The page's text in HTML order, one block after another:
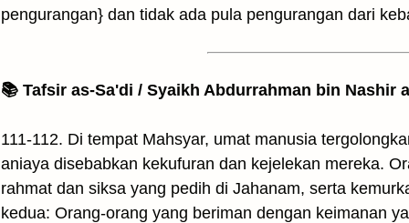
pengurangan} dan tidak ada pula pengurangan dari
📚 Tafsir as-Sa'di / Syaikh Abdurrahman bin Nashir
111-112. Di tempat Mahsyar, umat manusia
aniaya disebabkan kekufuran dan kejelekan mereka.
rahmat dan siksa yang pedih di Jahanam, serta
kedua: Orang-orang yang beriman dengan keimanan